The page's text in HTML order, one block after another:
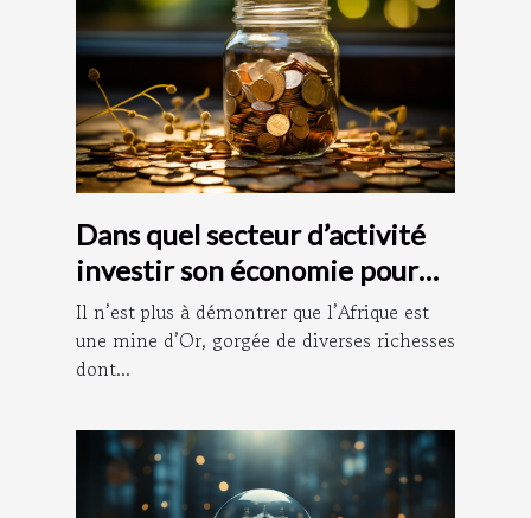
Dans quel secteur d’activité
investir son économie pour
vite s’enrichir ?
Il n’est plus à démontrer que l’Afrique est
une mine d’Or, gorgée de diverses richesses
dont...